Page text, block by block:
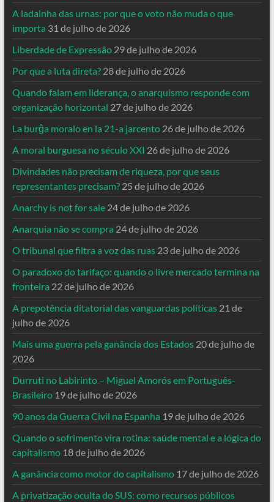
A ladainha das urnas: por que o voto não muda o que
importa 31 de julho de 2026
Liberdade de Expressão 29 de julho de 2026
Por que a luta direta? 28 de julho de 2026
Quando falam em liderança, o anarquismo responde com
organização horizontal 27 de julho de 2026
La burĝa moralo en la 21-a jarcento 26 de julho de 2026
A moral burguesa no século XXI 26 de julho de 2026
Divindades não precisam de riqueza, por que seus
representantes precisam? 25 de julho de 2026
Anarchy is not for sale 24 de julho de 2026
Anarquia não se compra 24 de julho de 2026
O tribunal que filtra a voz das ruas 23 de julho de 2026
O paradoxo do tarifaço: quando o livre mercado termina na
fronteira 22 de julho de 2026
A prepotência ditatorial das vanguardas políticas 21 de
julho de 2026
Mais uma guerra pela ganância dos Estados 20 de julho de
2026
Durruti no Labirinto – Miguel Amorós em Português-
Brasileiro 19 de julho de 2026
90 anos da Guerra Civil na Espanha 19 de julho de 2026
Quando o sofrimento vira rotina: saúde mental e a lógica do
capitalismo 18 de julho de 2026
A ganância como motor do capitalismo 17 de julho de 2026
A privatização oculta do SUS: como recursos públicos